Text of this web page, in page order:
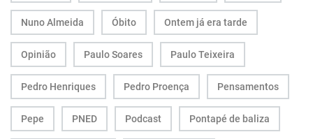
Nuno Almeida Óbito Ontem já era tarde
Opinião Paulo Soares Paulo Teixeira
Pedro Henriques Pedro Proença Pensamentos
Pepe PNED Podcast Pontapé de baliza